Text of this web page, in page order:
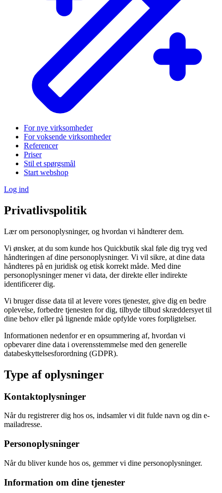
For nye virksomheder
For voksende virksomheder
Referencer
Priser
Stil et spørgsmål
Start webshop
Log ind
Privatlivspolitik
Lær om personoplysninger, og hvordan vi håndterer dem.
Vi ønsker, at du som kunde hos Quickbutik skal føle dig tryg ved
håndteringen af dine personoplysninger. Vi vil sikre, at dine data
håndteres på en juridisk og etisk korrekt måde. Med dine
personoplysninger mener vi data, der direkte eller indirekte
identificerer dig.
Vi bruger disse data til at levere vores tjenester, give dig en bedre
oplevelse, forbedre tjenesten for dig, tilbyde tilbud skræddersyet til
dine behov eller på lignende måde opfylde vores forpligtelser.
Informationen nedenfor er en opsummering af, hvordan vi
opbevarer dine data i overensstemmelse med den generelle
databeskyttelsesforordning (GDPR).
Type af oplysninger
Kontaktoplysninger
Når du registrerer dig hos os, indsamler vi dit fulde navn og din e-
mailadresse.
Personoplysninger
Når du bliver kunde hos os, gemmer vi dine personoplysninger.
Information om dine tjenester